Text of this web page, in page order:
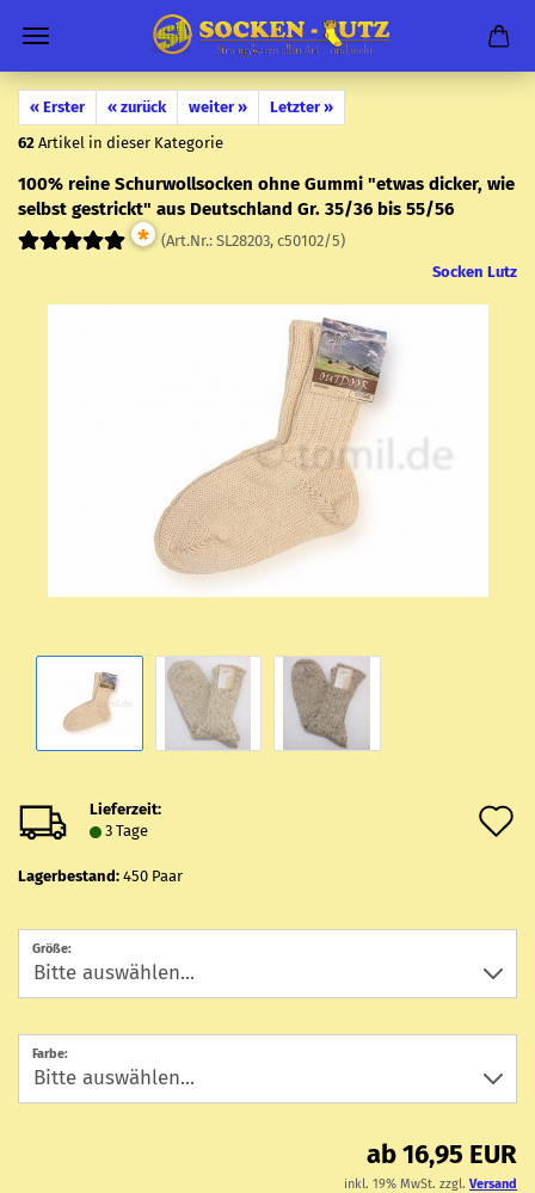
« Erster « zurück weiter »
Letzter »
62 Artikel in dieser Kategorie
100% reine Schur­woll­so­cken ohne Gummi "etwas di­cker, wie
selbst ge­strickt" aus Deutsch­land Gr. 35/36 bis 55/56
* (Art.Nr.: SL28203, c50102/5)
Socken Lutz
Lieferzeit:
3 Tage
Lagerbestand: 450 Paar
Größe:
Farbe:
ab 16,95 EUR
inkl. 19% MwSt. zzgl. Versand